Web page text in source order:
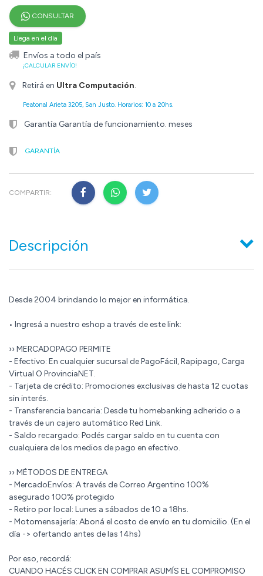
CONSULTAR
Llega en el día
Envíos a todo el país
¡CALCULAR ENVÍO!
Retirá en Ultra Computación.
Peatonal Arieta 3205, San Justo. Horarios: 10 a 20hs.
Garantía Garantía de funcionamiento. meses
GARANTÍA
COMPARTIR:
Descripción
Desde 2004 brindando lo mejor en informática.
• Ingresá a nuestro eshop a través de este link:
›› MERCADOPAGO PERMITE
- Efectivo: En cualquier sucursal de PagoFácil, Rapipago, Carga
Virtual O ProvinciaNET.
- Tarjeta de crédito: Promociones exclusivas de hasta 12 cuotas
sin interés.
- Transferencia bancaria: Desde tu homebanking adherido o a
través de un cajero automático Red Link.
- Saldo recargado: Podés cargar saldo en tu cuenta con
cualquiera de los medios de pago en efectivo.
›› MÉTODOS DE ENTREGA
- MercadoEnvíos: A través de Correo Argentino 100%
asegurado 100% protegido
- Retiro por local: Lunes a sábados de 10 a 18hs.
- Motomensajería: Aboná el costo de envío en tu domicilio. (En el
día -> ofertando antes de las 14hs)
Por eso, recordá:
CUANDO HACÉS CLICK EN COMPRAR ASUMÍS EL COMPROMISO